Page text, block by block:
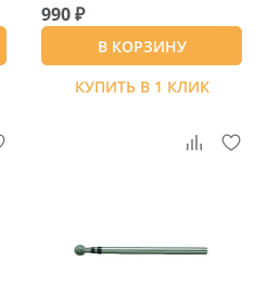
990 ₽
В КОРЗИНУ
КУПИТЬ В 1 КЛИК